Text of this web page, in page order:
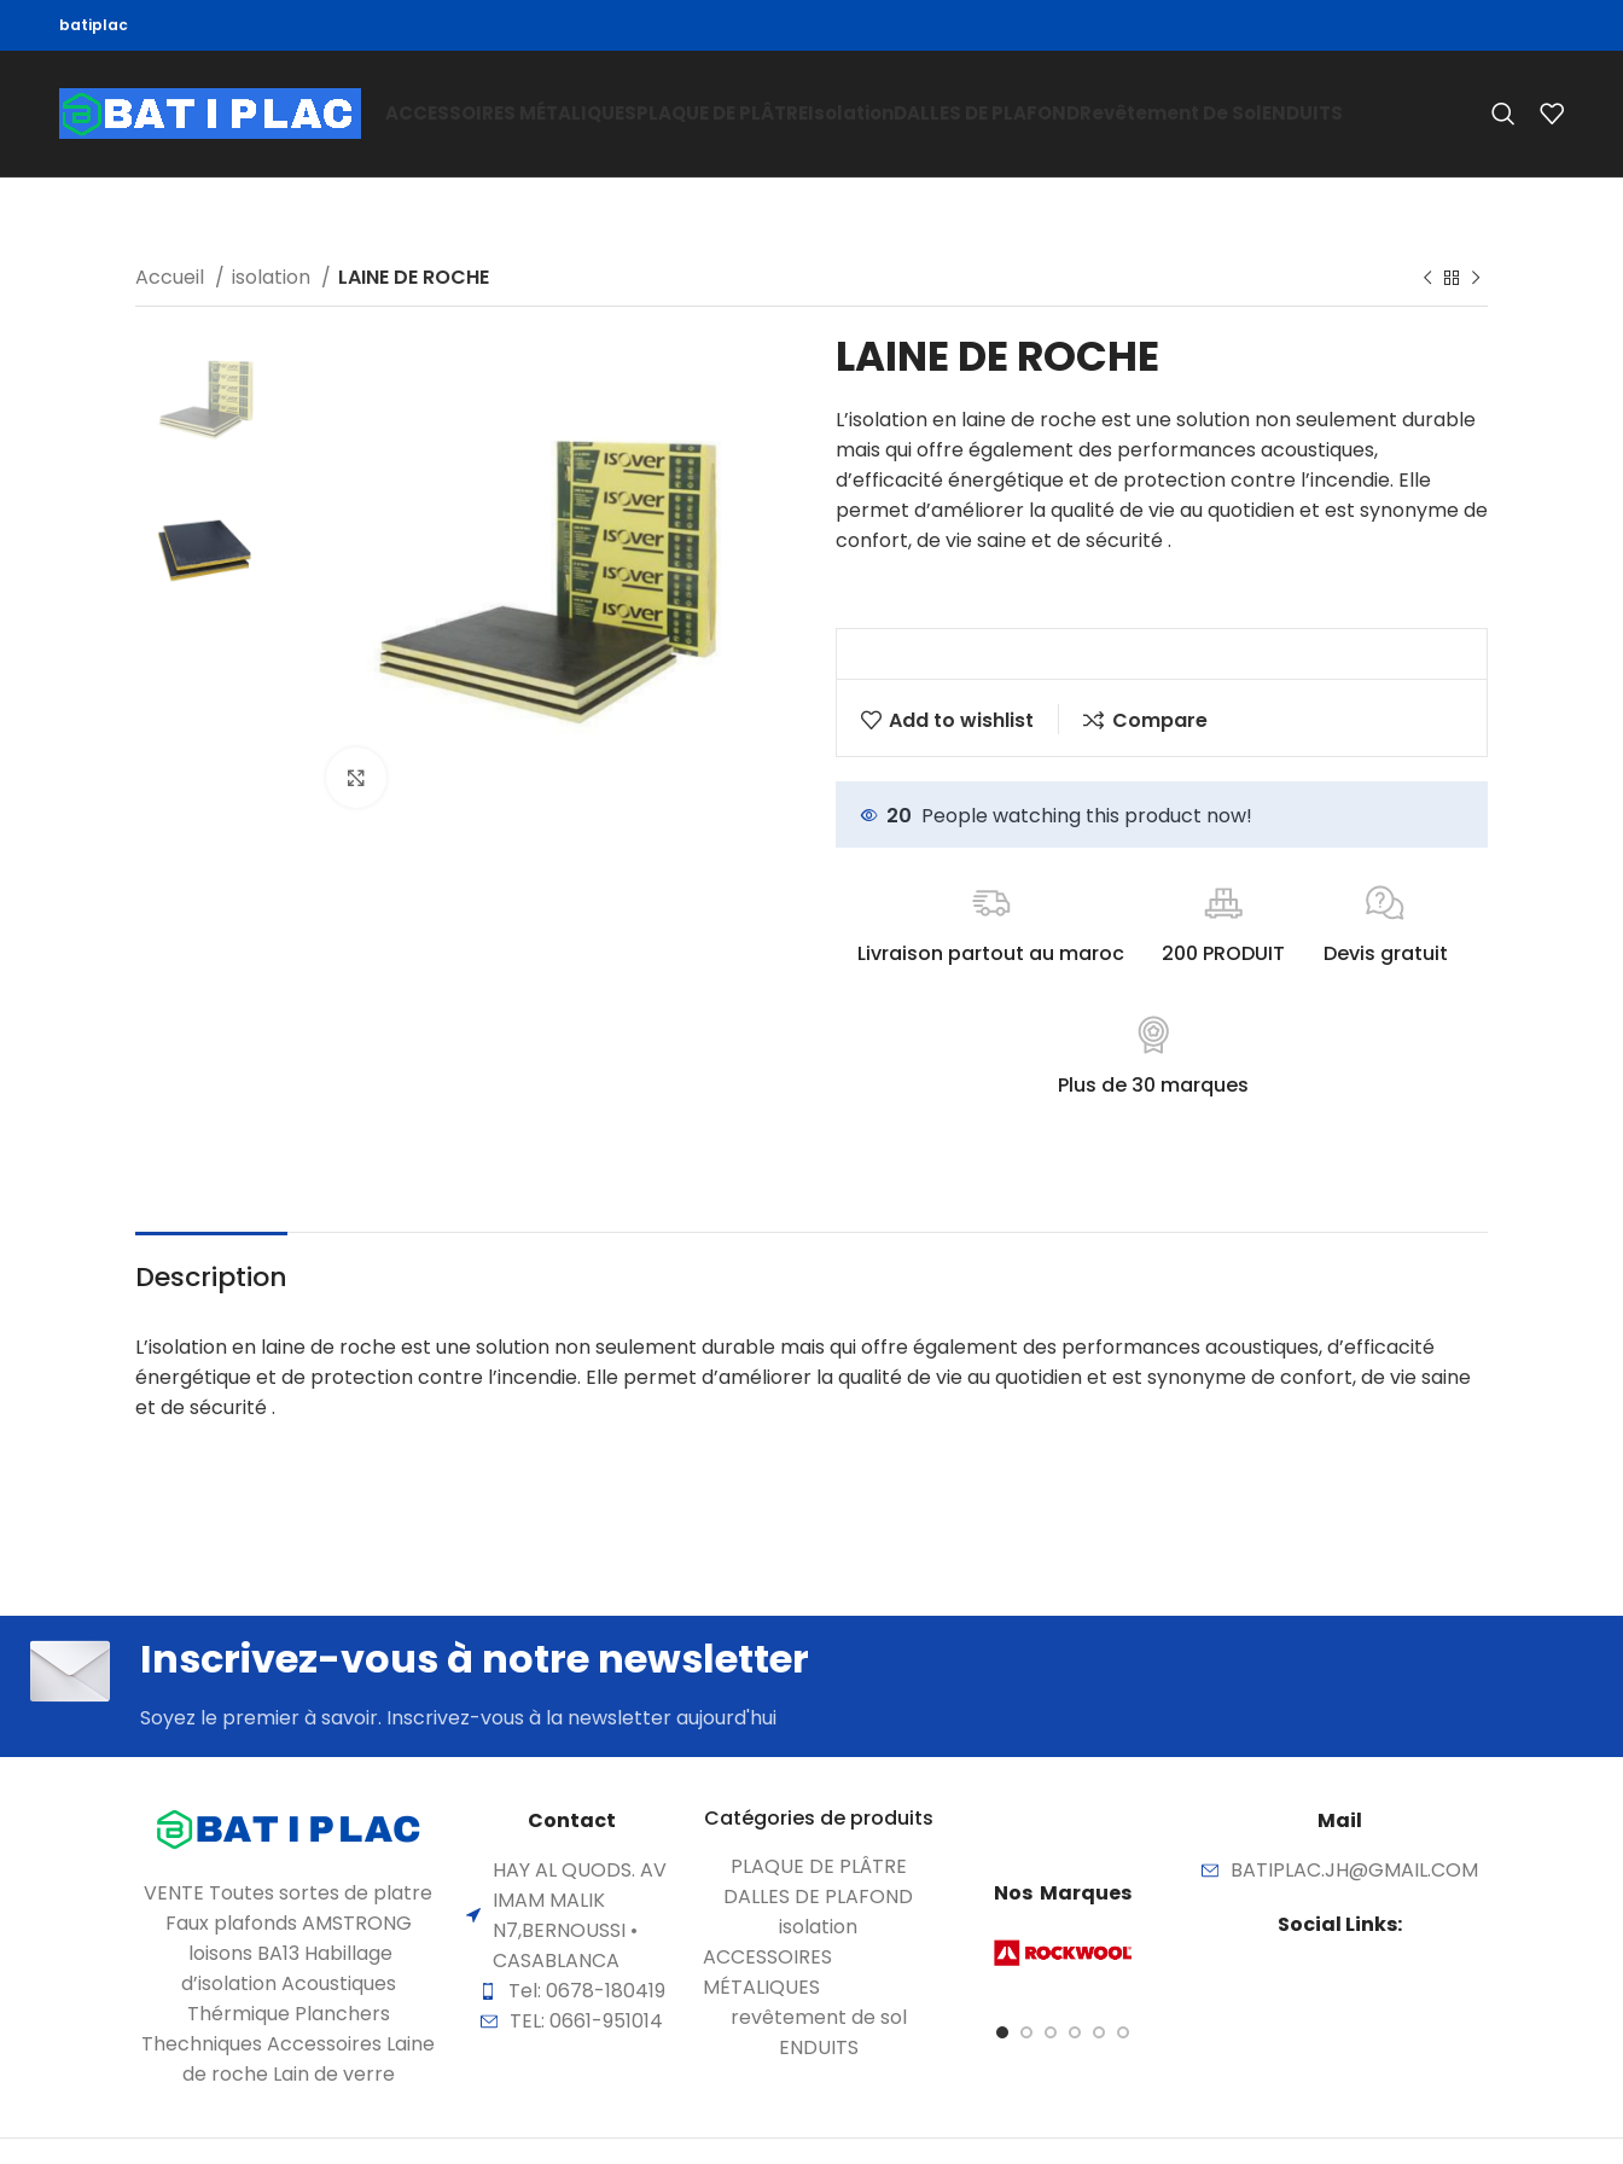
batiplac
Accueil isolation LAINE DE ROCHE
LAINE DE ROCHE
L’isolation en laine de roche est une solution non seulement durable
mais qui offre également des performances acoustiques,
d’efficacité énergétique et de protection contre l’incendie. Elle
permet d’améliorer la qualité de vie au quotidien et est synonyme de
confort, de vie saine et de sécurité .
Add to wishlist Compare
20 People watching this product now!
Livraison partout au maroc 200 PRODUIT Devis gratuit
Plus de 30 marques
Description
L’isolation en laine de roche est une solution non seulement durable mais qui offre également des performances acoustiques, d’efficacité
énergétique et de protection contre l’incendie. Elle permet d’améliorer la qualité de vie au quotidien et est synonyme de confort, de vie saine
et de sécurité .
Inscrivez-vous à notre newsletter
Soyez le premier à savoir. Inscrivez-vous à la newsletter aujourd'hui
VENTE Toutes sortes de platre
Faux plafonds AMSTRONG
loisons BA13 Habillage
d’isolation Acoustiques
Thérmique Planchers
Thechniques Accessoires Laine
de roche Lain de verre
Contact
HAY AL QUODS. AV
IMAM MALIK
N7,BERNOUSSI •
CASABLANCA
Tel: 0678-180419
TEL: 0661-951014
Catégories de produits
PLAQUE DE PLÂTRE
DALLES DE PLAFOND
isolation
ACCESSOIRES
MÉTALIQUES
revêtement de sol
ENDUITS
Nos Marques
Mail
BATIPLAC.JH@GMAIL.COM
Social Links: